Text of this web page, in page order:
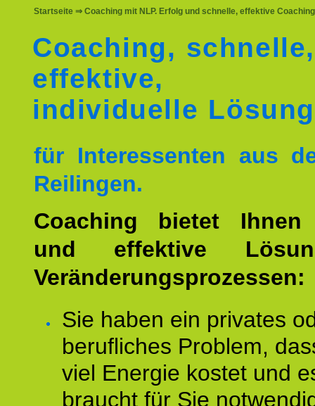
Startseite ⇒ Coaching mit NLP. Erfolg und schnelle, effektive
Coaching, schnelle,
effektive,
individuelle
für Interessenten aus
Reilingen.
Coaching bietet Ihnen
und effektive
Veränderungsprozessen:
Sie haben ein privates
berufliches Problem,
viel Energie kostet und
braucht für Sie